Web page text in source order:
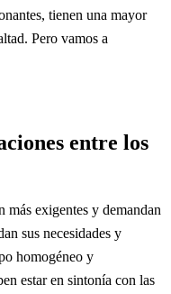
tienen una mayor
Pero vamos a
entre los
más exigentes y demandan
sus necesidades y
homogéneo y
estar en sintonía con las